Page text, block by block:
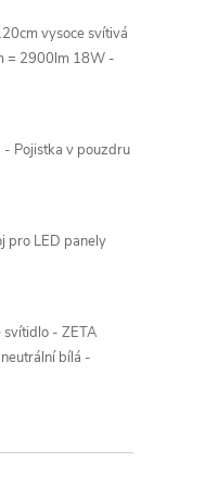
vysoce svítivá
= 2900lm 18W -
- Pojistka v pouzdru
pro LED panely
- ZETA
bílá -